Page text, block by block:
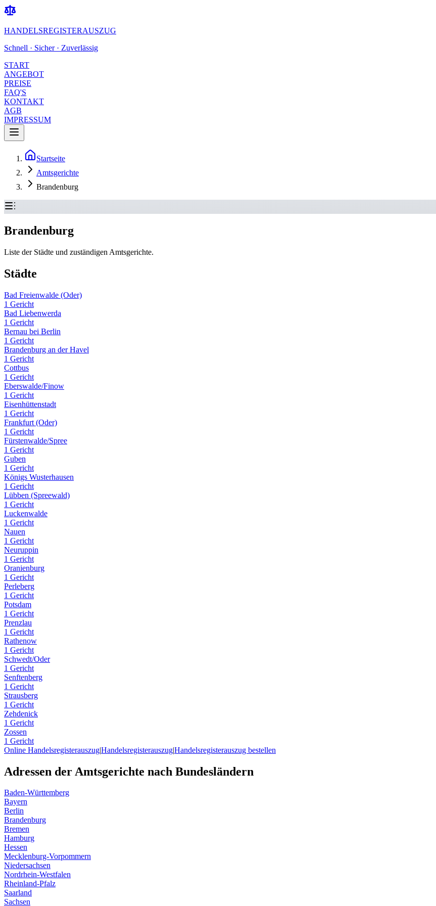
HANDELSREGISTERAUSZUG
Schnell · Sicher · Zuverlässig
START
ANGEBOT
PREISE
FAQ'S
KONTAKT
AGB
IMPRESSUM
Startseite
Amtsgerichte
Brandenburg
Brandenburg
Liste der Städte und zuständigen Amtsgerichte.
Städte
Bad Freienwalde (Oder)
1 Gericht
Bad Liebenwerda
1 Gericht
Bernau bei Berlin
1 Gericht
Brandenburg an der Havel
1 Gericht
Cottbus
1 Gericht
Eberswalde/Finow
1 Gericht
Eisenhüttenstadt
1 Gericht
Frankfurt (Oder)
1 Gericht
Fürstenwalde/Spree
1 Gericht
Guben
1 Gericht
Königs Wusterhausen
1 Gericht
Lübben (Spreewald)
1 Gericht
Luckenwalde
1 Gericht
Nauen
1 Gericht
Neuruppin
1 Gericht
Oranienburg
1 Gericht
Perleberg
1 Gericht
Potsdam
1 Gericht
Prenzlau
1 Gericht
Rathenow
1 Gericht
Schwedt/Oder
1 Gericht
Senftenberg
1 Gericht
Strausberg
1 Gericht
Zehdenick
1 Gericht
Zossen
1 Gericht
Online Handelsregisterauszug|Handelsregisterauszug|Handelsregisterauszug bestellen
Adressen der Amtsgerichte nach Bundesländern
Baden-Württemberg
Bayern
Berlin
Brandenburg
Bremen
Hamburg
Hessen
Mecklenburg-Vorpommern
Niedersachsen
Nordrhein-Westfalen
Rheinland-Pfalz
Saarland
Sachsen